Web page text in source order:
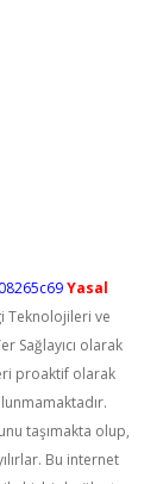
Yasal
Teknolojileri ve
Sağlayıcı olarak
proaktif olarak
taşımakta olup,
Bu internet